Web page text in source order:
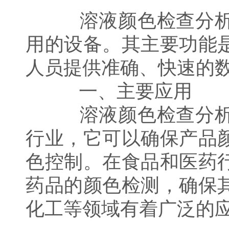
溶液颜色检查分析
用的设备。其主要功能
人员提供准确、快速的
一、主要应用
溶液颜色检查分析
行业，它可以确保产品
色控制。在食品和医药
药品的颜色检测，确保
化工等领域有着广泛的